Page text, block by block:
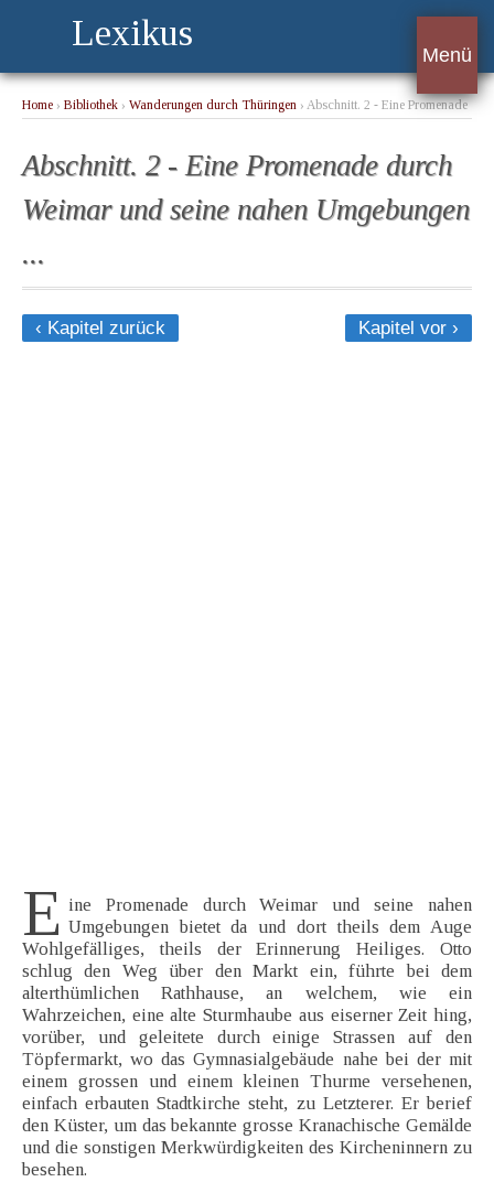
Lexikus
Menü
Home › Bibliothek › Wanderungen durch Thüringen › Abschnitt. 2 - Eine Promenade
Abschnitt. 2 - Eine Promenade durch
Weimar und seine nahen Umgebungen
...
‹ Kapitel zurück Kapitel vor ›
E ine Promenade durch Weimar und seine nahen
Umgebungen bietet da und dort theils dem Auge
Wohlgefälliges, theils der Erinnerung Heiliges. Otto
schlug den Weg über den Markt ein, führte bei dem
alterthümlichen Rathhause, an welchem, wie ein
Wahrzeichen, eine alte Sturmhaube aus eiserner Zeit hing,
vorüber, und geleitete durch einige Strassen auf den
Töpfermarkt, wo das Gymnasialgebäude nahe bei der mit
einem grossen und einem kleinen Thurme versehenen,
einfach erbauten Stadtkirche steht, zu Letzterer. Er berief
den Küster, um das bekannte grosse Kranachische Gemälde
und die sonstigen Merkwürdigkeiten des Kircheninnern zu
besehen.